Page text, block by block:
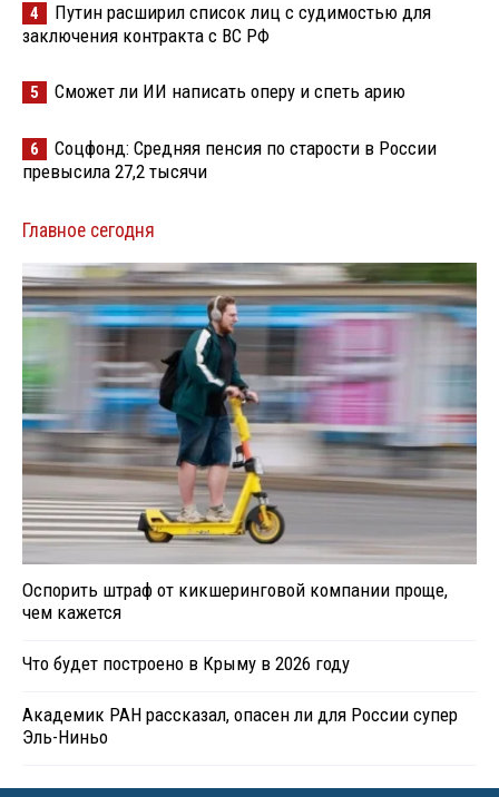
4
Путин расширил список лиц с судимостью для
заключения контракта с ВС РФ
5 Сможет ли ИИ написать оперу и спеть арию
6
Соцфонд: Средняя пенсия по старости в России
превысила 27,2 тысячи
Главное сегодня
Оспорить штраф от кикшеринговой компании проще,
чем кажется
Что будет построено в Крыму в 2026 году
Академик РАН рассказал, опасен ли для России супер
Эль-Ниньо